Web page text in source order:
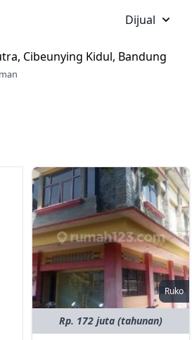
Dijual
Cibeunying Kidul, Bandung
Ruko
Rp. 172 juta (tahunan)